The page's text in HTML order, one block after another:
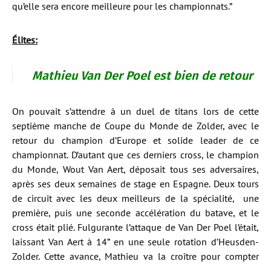
qu’elle sera encore meilleure pour les championnats.”
Élites:
Mathieu Van Der Poel est bien de retour
On pouvait s’attendre à un duel de titans lors de cette
septième manche de Coupe du Monde de Zolder, avec le
retour du champion d’Europe et solide leader de ce
championnat. D’autant que ces derniers cross, le champion
du Monde, Wout Van Aert, déposait tous ses adversaires,
après ses deux semaines de stage en Espagne. Deux tours
de circuit avec les deux meilleurs de la spécialité, une
première, puis une seconde accélération du batave, et le
cross était plié. Fulgurante l’attaque de Van Der Poel l’était,
laissant Van Aert à 14” en une seule rotation d’Heusden-
Zolder. Cette avance, Mathieu va la croître pour compter